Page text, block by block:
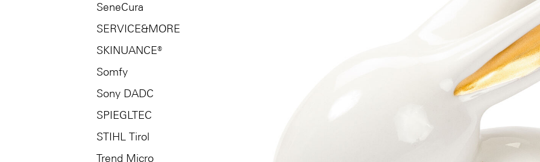
SeneCura
SERVICE&MORE
SKINUANCE®
Somfy
Sony DADC
SPIEGLTEC
STIHL Tirol
Trend Micro